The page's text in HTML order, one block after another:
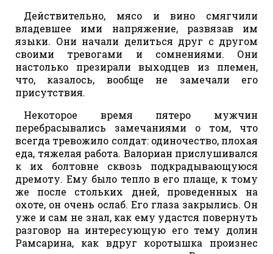
Действительно, мясо и вино смягчили
владевшее ими напряжение, развязав им
языки. Они начали делиться друг с другом
своими тревогами и сомнениями. Они
настолько презирали выходцев из племен,
что, казалось, вообще не замечали его
присутствия.
Некоторое время пятеро мужчин
перебрасывались замечаниями о том, что
всегда тревожило солдат: одиночество, плохая
еда, тяжелая работа. Валориан прислушивался
к их болтовне сквозь подкрадывающуюся
дремоту. Ему было тепло в его плаще, к тому
же после стольких дней, проведенных на
охоте, он очень ослаб. Его глаза закрылись. Он
уже и сам не знал, как ему удастся повернуть
разговор на интересующую его тему долин
Рамсарина, как вдруг коротышка произнес